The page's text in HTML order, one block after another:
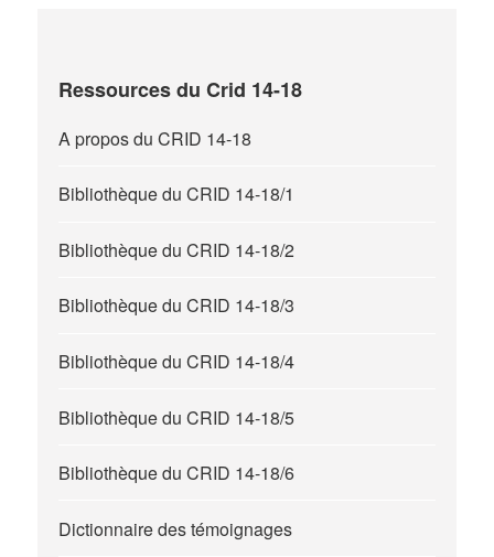
Ressources du Crid 14-18
A propos du CRID 14-18
Bibliothèque du CRID 14-18/1
Bibliothèque du CRID 14-18/2
Bibliothèque du CRID 14-18/3
Bibliothèque du CRID 14-18/4
Bibliothèque du CRID 14-18/5
Bibliothèque du CRID 14-18/6
Dictionnaire des témoignages